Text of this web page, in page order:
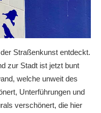
Straßenkunst entdeckt.
zur Stadt ist jetzt bunt
welche unweit des
Unterführungen und
verschönert, die hier